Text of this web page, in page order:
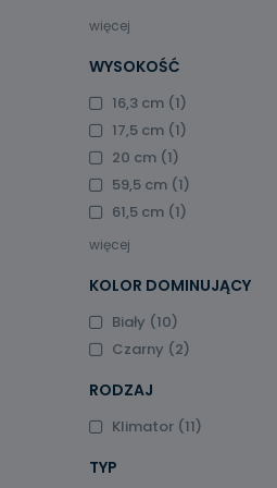
więcej
WYSOKOŚĆ
16,3 cm (1)
17,5 cm (1)
20 cm (1)
59,5 cm (1)
61,5 cm (1)
więcej
KOLOR DOMINUJĄCY
Biały (10)
Czarny (2)
RODZAJ
Klimator (11)
TYP